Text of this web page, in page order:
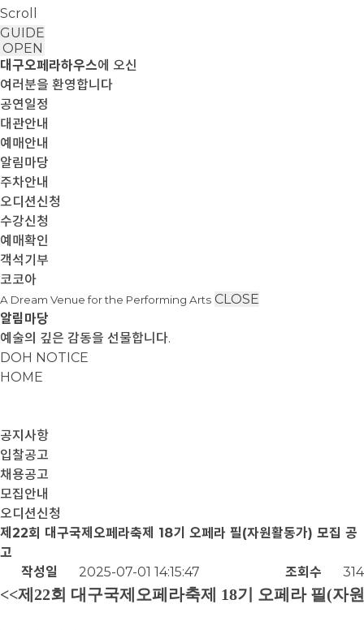
Scroll
GUIDE
OPEN
대구오페라하우스에 오신
여러분을 환영합니다
공연일정
대관안내
예매안내
알림마당
주차안내
오디션신청
수강신청
예매확인
객석기부
코코아
A Dream Venue for the Performing Arts CLOSE
알림마당
예술의 깊은 감동을 선물합니다.
DOH NOTICE
HOME
공지사항
입찰공고
채용공고
모집안내
오디션신청
제22회 대구국제오페라축제 18기 오페라 필(자원활동가) 모집 공
고
작성일
2025-07-01 14:15:47 조회수
<<제22회 대구국제오페라축제 18기 오페라 필(자